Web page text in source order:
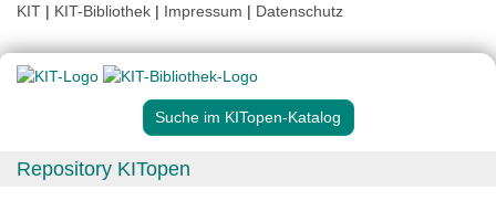
KIT | KIT-Bibliothek | Impressum | Datenschutz
Suche im KITopen-Katalog
Repository KITopen